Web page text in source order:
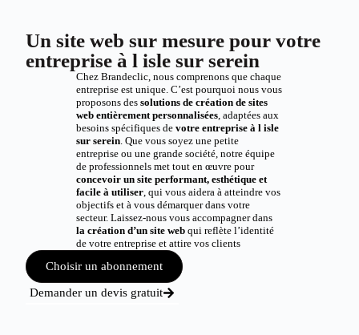
Un site web sur mesure pour votre
entreprise à l isle sur serein
Chez Brandeclic, nous comprenons que chaque
entreprise est unique. C’est pourquoi nous vous
proposons des solutions de création de sites
web entièrement personnalisées, adaptées aux
besoins spécifiques de votre entreprise à l isle
sur serein. Que vous soyez une petite
entreprise ou une grande société, notre équipe
de professionnels met tout en œuvre pour
concevoir un site performant, esthétique et
facile à utiliser, qui vous aidera à atteindre vos
objectifs et à vous démarquer dans votre
secteur. Laissez-nous vous accompagner dans
la création d’un site webqui reflète l’identité
de votre entreprise et attire vos clients
Choisir un abonnement
Demander un devis gratuit